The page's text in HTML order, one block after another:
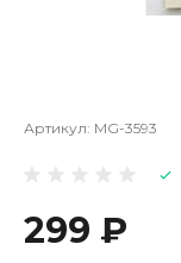
Артикул: MG-3593
299 ₽